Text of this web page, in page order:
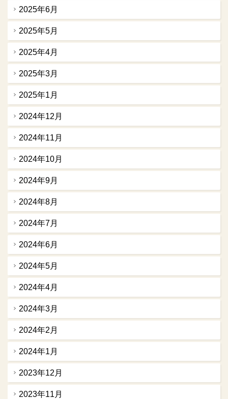
2025年6月
2025年5月
2025年4月
2025年3月
2025年1月
2024年12月
2024年11月
2024年10月
2024年9月
2024年8月
2024年7月
2024年6月
2024年5月
2024年4月
2024年3月
2024年2月
2024年1月
2023年12月
2023年11月